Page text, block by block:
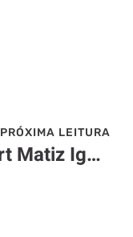
PRÓXIMA LEITURA
Resort Matiz Igaratá celebra a gastronomia de origem em experiência exclusiva